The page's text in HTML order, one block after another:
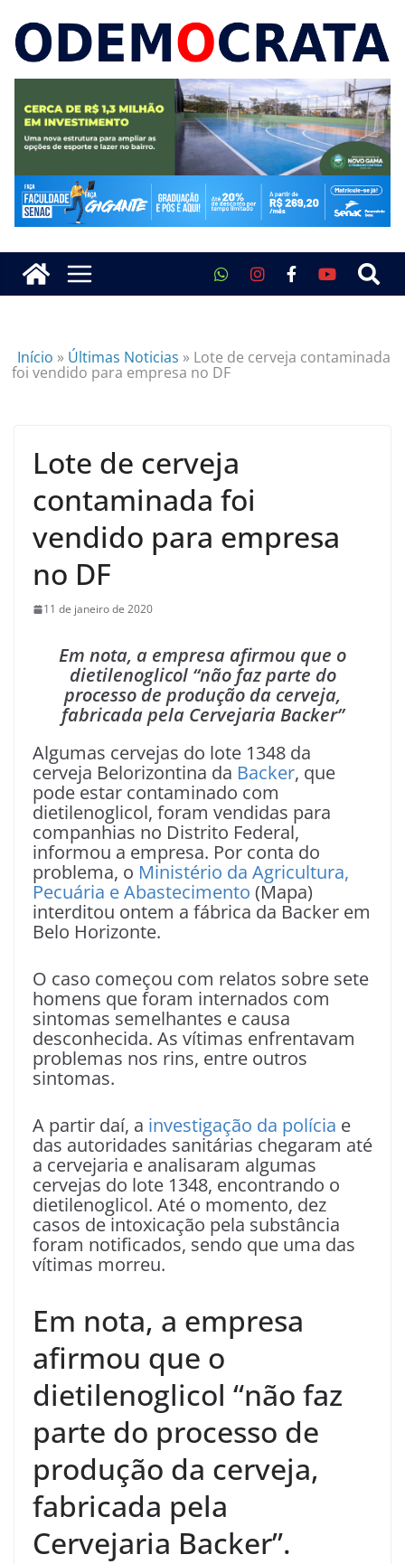
Início » Últimas Noticias » Lote de cerveja contaminada
foi vendido para empresa no DF
Lote de cerveja
contaminada foi
vendido para empresa
no DF
11 de janeiro de 2020
Em nota, a empresa afirmou que o
dietilenoglicol “não faz parte do
processo de produção da cerveja,
fabricada pela Cervejaria Backer”
Algumas cervejas do lote 1348 da
cerveja Belorizontina da Backer, que
pode estar contaminado com
dietilenoglicol, foram vendidas para
companhias no Distrito Federal,
informou a empresa. Por conta do
problema, o Ministério da Agricultura,
Pecuária e Abastecimento (Mapa)
interditou ontem a fábrica da Backer em
Belo Horizonte.
O caso começou com relatos sobre sete
homens que foram internados com
sintomas semelhantes e causa
desconhecida. As vítimas enfrentavam
problemas nos rins, entre outros
sintomas.
A partir daí, a investigação da polícia e
das autoridades sanitárias chegaram até
a cervejaria e analisaram algumas
cervejas do lote 1348, encontrando o
dietilenoglicol. Até o momento, dez
casos de intoxicação pela substância
foram notificados, sendo que uma das
vítimas morreu.
Em nota, a empresa
afirmou que o
dietilenoglicol “não faz
parte do processo de
produção da cerveja,
fabricada pela
Cervejaria Backer”.